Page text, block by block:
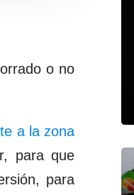
o no
a la zona
para que
para